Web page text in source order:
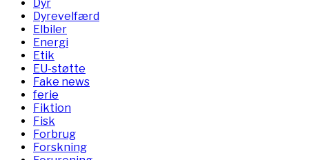
Dyr
Dyrevelfærd
Elbiler
Energi
Etik
EU-støtte
Fake news
ferie
Fiktion
Fisk
Forbrug
Forskning